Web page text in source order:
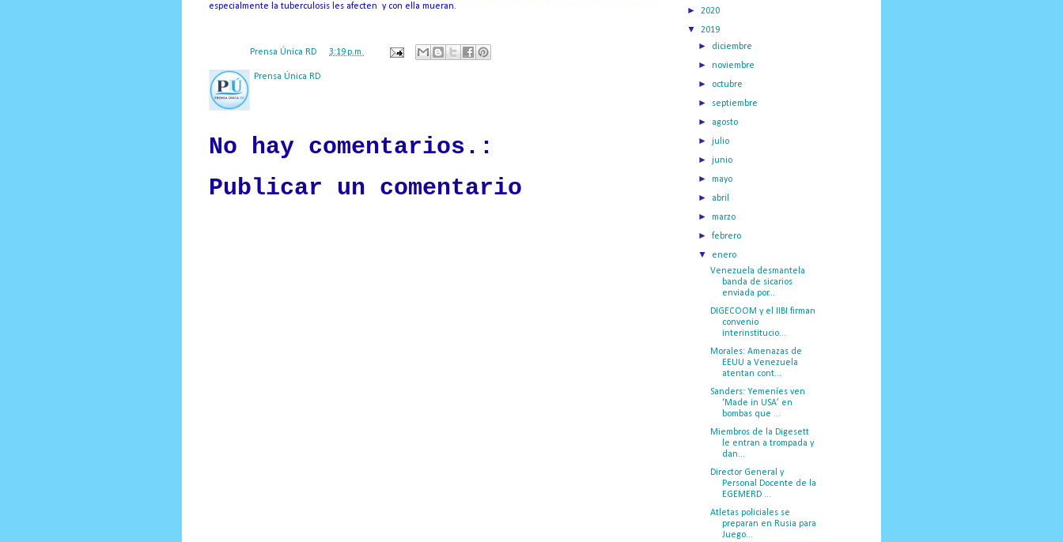
especialmente la tuberculosis les afecten y con ella mueran.
Prensa Única RD 3:19 p.m.
Prensa Única RD
No hay comentarios.:
Publicar un comentario
► 2020
▼ 2019
► diciembre
►noviembre
► octubre
► septiembre
► agosto
►julio
►junio
►mayo
► abril
►marzo
►febrero
▼ enero
Venezuela desmantela
banda de sicarios
enviada por...
DIGECOOM y el IIBI firman
convenio
interinstitucio...
Morales: Amenazas de
EEUU a Venezuela
atentan cont...
Sanders: Yemeníes ven
‘Made in USA’ en
bombas que ...
Miembros de la Digesett
le entran a trompada y
dan...
Director General y
Personal Docente de la
EGEMERD ...
Atletas policiales se
preparan en Rusia para
Juego...